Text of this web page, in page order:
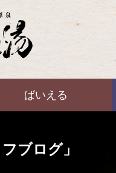
ばいえる
ブログ」